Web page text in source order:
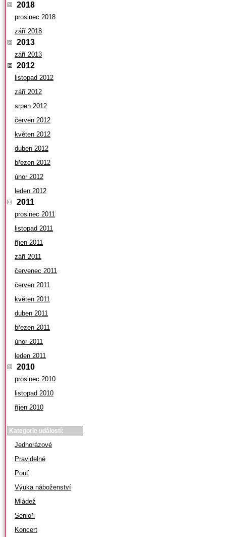
2018
prosinec 2018
září 2018
2013
září 2013
2012
listopad 2012
září 2012
srpen 2012
červen 2012
květen 2012
duben 2012
březen 2012
únor 2012
leden 2012
2011
prosinec 2011
listopad 2011
říjen 2011
září 2011
červenec 2011
červen 2011
květen 2011
duben 2011
březen 2011
únor 2011
leden 2011
2010
prosinec 2010
listopad 2010
říjen 2010
Kategorie událostí:
Jednorázové
Pravidelné
Pouť
Výuka náboženství
Mládež
Senioři
Koncert